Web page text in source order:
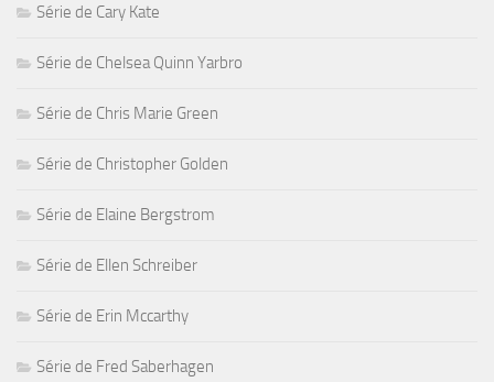
Série de Cary Kate
Série de Chelsea Quinn Yarbro
Série de Chris Marie Green
Série de Christopher Golden
Série de Elaine Bergstrom
Série de Ellen Schreiber
Série de Erin Mccarthy
Série de Fred Saberhagen